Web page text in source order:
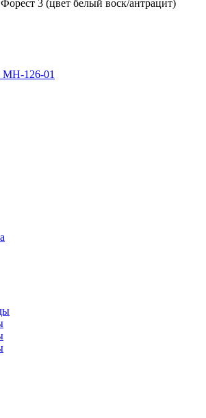
МН-126-01
3 (цвет белый воск/антрацит)